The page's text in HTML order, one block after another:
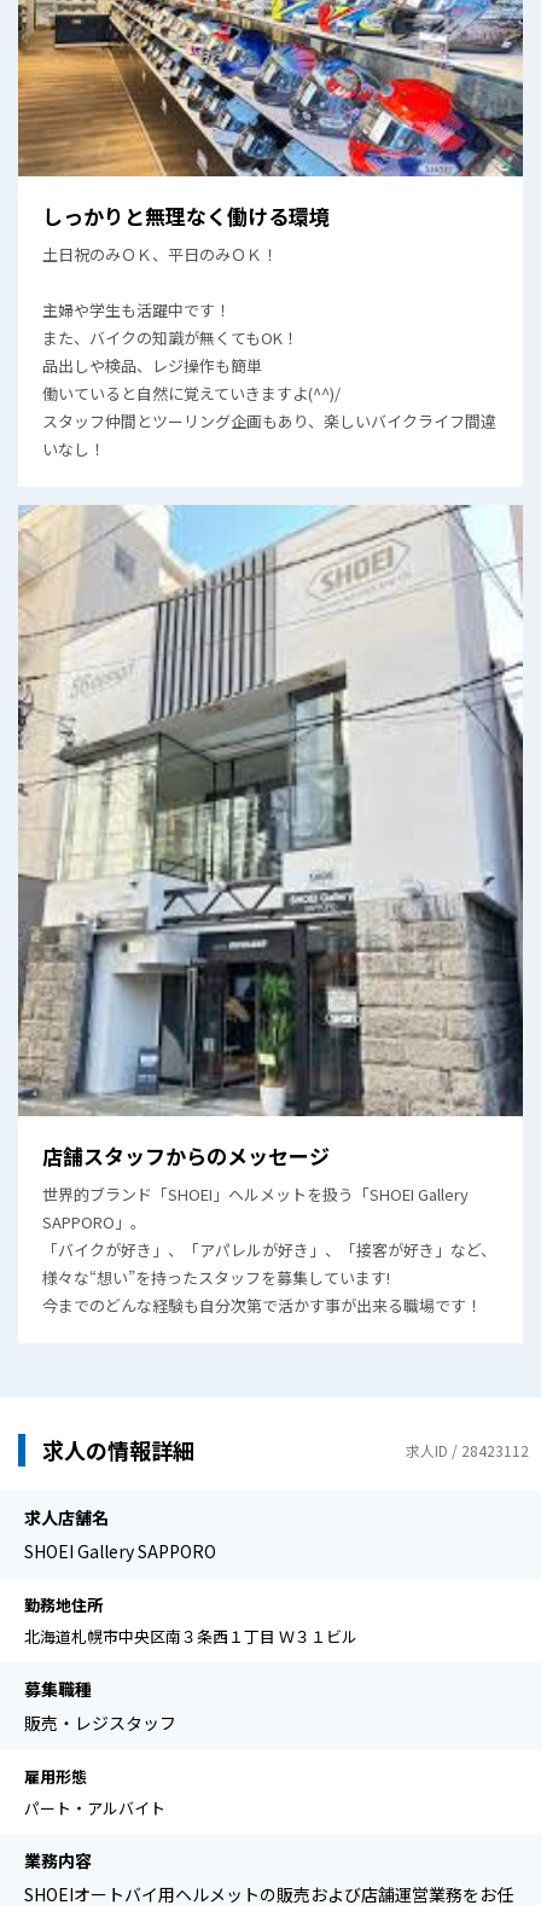
しっかりと無理なく働ける環境
土日祝のみＯＫ、平日のみＯＫ！
主婦や学生も活躍中です！
また、バイクの知識が無くてもOK！
品出しや検品、レジ操作も簡単
働いていると自然に覚えていきますよ(^^)/
スタッフ仲間とツーリング企画もあり、楽しいバイクライフ間違
いなし！
店舗スタッフからのメッセージ
世界的ブランド「SHOEI」ヘルメットを扱う「SHOEI Gallery
SAPPORO」。
「バイクが好き」、「アパレルが好き」、「接客が好き」など、
様々な“想い”を持ったスタッフを募集しています!
今までのどんな経験も自分次第で活かす事が出来る職場です！
求人の情報詳細 求人ID / 28423112
求人店舗名
SHOEI Gallery SAPPORO
勤務地住所
北海道札幌市中央区南３条西１丁目 Ｗ３１ビル
募集職種
販売・レジスタッフ
雇用形態
パート・アルバイト
業務内容
SHOEIオートバイ用ヘルメットの販売および店舗運営業務をお任